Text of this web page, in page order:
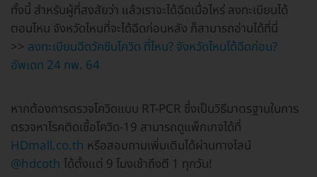
ทั้งนี้ สำหรับผู้ที่สงสัยว่า แล้วเราจะได้ฉีดเมื่อไหร่ ลงทะเบียนได้
ตอนไหน จังหวัดไหนที่จะได้ฉีดก่อนหลัง ก็สามารถอ่านได้ที่นี่
>> ลงทะเบียนฉีดวัคซีนโควิด ที่ไหน? จังหวัดไหนได้ฉีดก่อน?
อัพเดท 24 กพ. 64
หากต้องการตรวจโควิดแบบ RT-PCR ซึ่งเป็นวิธีมาตรฐานในการ
ตรวจหาโรคติดเชื้อโควิด-19 สามารถดูแพ็กเกจได้ที่
HDmall.co.th หรือสอบถามเพิ่มเติมได้ผ่านทางไลน์
@hdcoth ได้ตั้งแต่ 9 โมงเช้าถึงตี 1 ทุกวัน!